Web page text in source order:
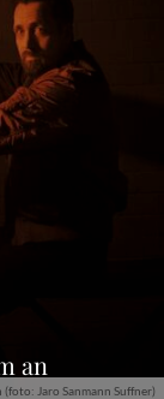
(foto: Jaro Sanmann Suffner)
an